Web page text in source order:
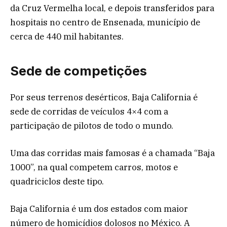
da Cruz Vermelha local, e depois transferidos para
hospitais no centro de Ensenada, município de
cerca de 440 mil habitantes.
Sede de competições
Por seus terrenos desérticos, Baja California é
sede de corridas de veículos 4×4 com a
participação de pilotos de todo o mundo.
Uma das corridas mais famosas é a chamada “Baja
1000”, na qual competem carros, motos e
quadriciclos deste tipo.
Baja California é um dos estados com maior
número de homicídios dolosos no México. A